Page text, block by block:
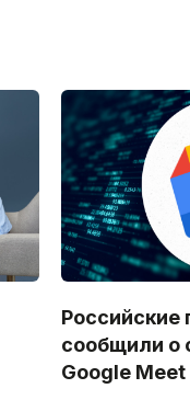
Российские
сообщили о
Google Meet